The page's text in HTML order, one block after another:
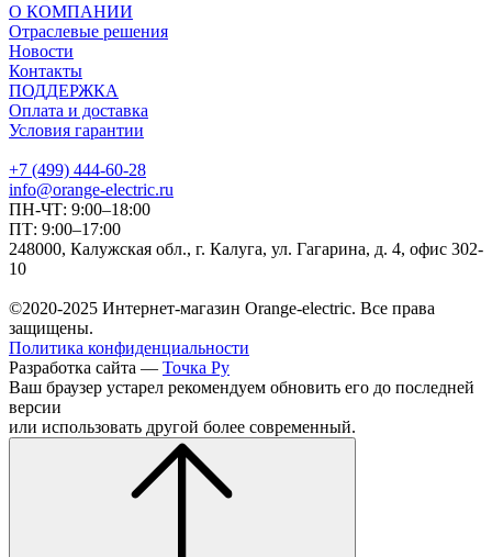
О КОМПАНИИ
Отраслевые решения
Новости
Контакты
ПОДДЕРЖКА
Оплата и доставка
Условия гарантии
+7 (499) 444-60-28
info@orange-electric.ru
ПН-ЧТ: 9:00–18:00
ПТ: 9:00–17:00
248000, Калужская обл., г. Калуга, ул. Гагарина, д. 4, офис 302-
10
©2020-2025 Интернет-магазин Orange-electric. Все права
защищены.
Политика конфиденциальности
Разработка сайта — Точка Ру
Ваш браузер устарел рекомендуем обновить его до последней
версии
или использовать другой более современный.